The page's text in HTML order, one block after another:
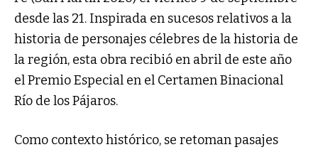
desde las 21. Inspirada en sucesos relativos a la
historia de personajes célebres de la historia de
la región, esta obra recibió en abril de este año
el Premio Especial en el Certamen Binacional
Río de los Pájaros.
Como contexto histórico, se retoman pasajes